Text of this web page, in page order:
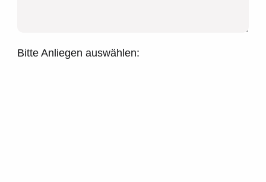
Bitte Anliegen auswählen: